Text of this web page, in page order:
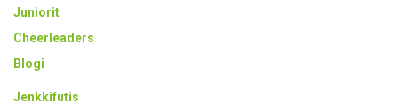
Juniorit
Cheerleaders
Blogi
Jenkkifutis